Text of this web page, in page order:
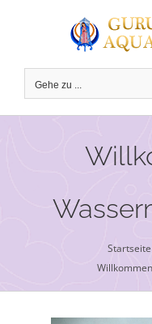
Gehe zu ...
Startseite